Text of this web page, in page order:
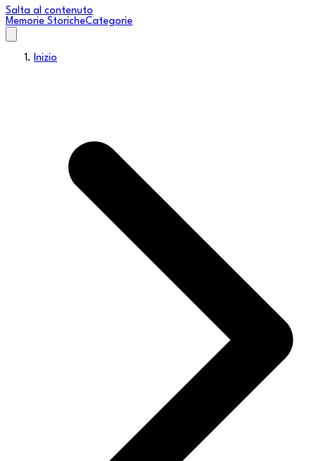
Salta al contenuto
Memorie StoricheCategorie
Inizio